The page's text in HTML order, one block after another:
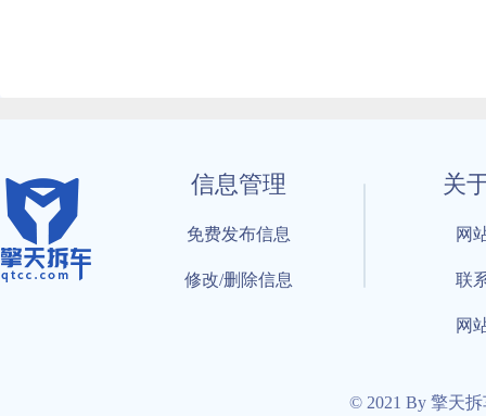
信息管理
免费发布信息
修改/删除信息
关
网
联
网
© 2021 By 擎天